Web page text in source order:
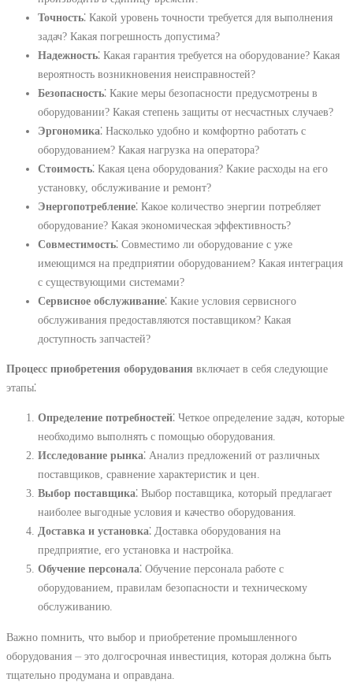
Точность⁚ Какой уровень точности требуется для выполнения
задач? Какая погрешность допустима?
Надежность⁚ Какая гарантия требуется на оборудование? Какая
вероятность возникновения неисправностей?
Безопасность⁚ Какие меры безопасности предусмотрены в
оборудовании? Какая степень защиты от несчастных случаев?
Эргономика⁚ Насколько удобно и комфортно работать с
оборудованием? Какая нагрузка на оператора?
Стоимость⁚ Какая цена оборудования? Какие расходы на его
установку, обслуживание и ремонт?
Энергопотребление⁚ Какое количество энергии потребляет
оборудование? Какая экономическая эффективность?
Совместимость⁚ Совместимо ли оборудование с уже
имеющимся на предприятии оборудованием? Какая интеграция
с существующими системами?
Сервисное обслуживание⁚ Какие условия сервисного
обслуживания предоставляются поставщиком? Какая
доступность запчастей?
Процесс приобретения оборудования включает в себя следующие
этапы⁚
Определение потребностей⁚ Четкое определение задач, которые
необходимо выполнять с помощью оборудования.
Исследование рынка⁚ Анализ предложений от различных
поставщиков, сравнение характеристик и цен.
Выбор поставщика⁚ Выбор поставщика, который предлагает
наиболее выгодные условия и качество оборудования.
Доставка и установка⁚ Доставка оборудования на
предприятие, его установка и настройка.
Обучение персонала⁚ Обучение персонала работе с
оборудованием, правилам безопасности и техническому
обслуживанию.
Важно помнить, что выбор и приобретение промышленного
оборудования ⏤ это долгосрочная инвестиция, которая должна быть
тщательно продумана и оправдана.